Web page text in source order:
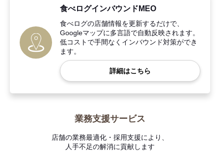
食べログインバウンドMEO
食べログの店舗情報を更新するだけで、
Googleマップに多言語で自動反映されます。
低コストで手間なくインバウンド対策ができ
ます。
詳細はこちら
業務支援サービス
店舗の業務最適化・採用支援により、
人手不足の解消に貢献します